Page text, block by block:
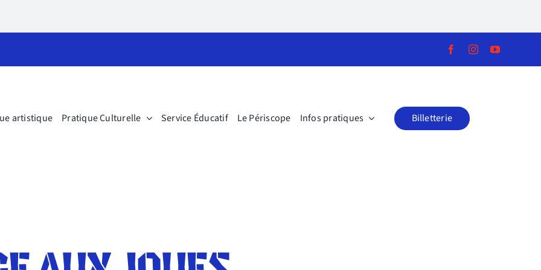
artistique Pratique Culturelle Service Éducatif Le Périscope Infos pratiques Billetterie